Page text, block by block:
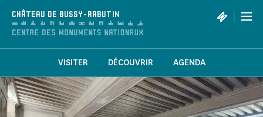
CHÂTEAU DE BUSSY-RABUTIN |
VISITER DÉCOUVRIR AGENDA